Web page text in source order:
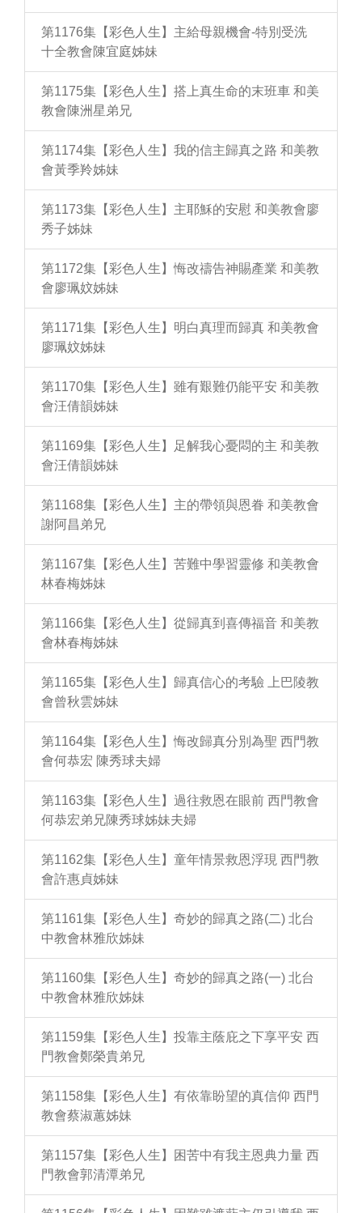
第1176集【彩色人生】主給母親機會-特別受洗
十全教會陳宜庭姊妹
第1175集【彩色人生】搭上真生命的末班車 和美
教會陳洲星弟兄
第1174集【彩色人生】我的信主歸真之路 和美教
會黃季羚姊妹
第1173集【彩色人生】主耶穌的安慰 和美教會廖
秀子姊妹
第1172集【彩色人生】悔改禱告神賜產業 和美教
會廖珮妏姊妹
第1171集【彩色人生】明白真理而歸真 和美教會
廖珮妏姊妹
第1170集【彩色人生】雖有艱難仍能平安 和美教
會汪倩韻姊妹
第1169集【彩色人生】足解我心憂悶的主 和美教
會汪倩韻姊妹
第1168集【彩色人生】主的帶領與恩眷 和美教會
謝阿昌弟兄
第1167集【彩色人生】苦難中學習靈修 和美教會
林春梅姊妹
第1166集【彩色人生】從歸真到喜傳福音 和美教
會林春梅姊妹
第1165集【彩色人生】歸真信心的考驗 上巴陵教
會曾秋雲姊妹
第1164集【彩色人生】悔改歸真分別為聖 西門教
會何恭宏 陳秀球夫婦
第1163集【彩色人生】過往救恩在眼前 西門教會
何恭宏弟兄陳秀球姊妹夫婦
第1162集【彩色人生】童年情景救恩浮現 西門教
會許惠貞姊妹
第1161集【彩色人生】奇妙的歸真之路(二) 北台
中教會林雅欣姊妹
第1160集【彩色人生】奇妙的歸真之路(一) 北台
中教會林雅欣姊妹
第1159集【彩色人生】投靠主蔭庇之下享平安 西
門教會鄭榮貴弟兄
第1158集【彩色人生】有依靠盼望的真信仰 西門
教會蔡淑蕙姊妹
第1157集【彩色人生】困苦中有我主恩典力量 西
門教會郭清潭弟兄